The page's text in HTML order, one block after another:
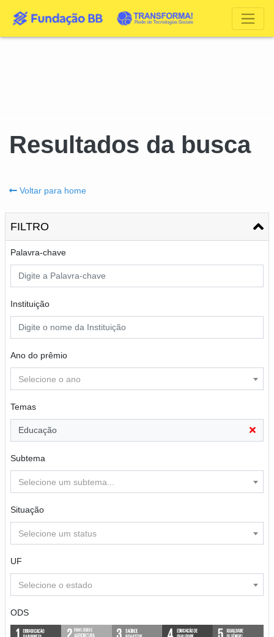
Resultados da busca
Voltar para home
FILTRO
Palavra-chave
Instituição
Ano do prêmio
Selecione o ano
Temas
Educação
Subtema
Selecione um subtema...
Situação
Selecione um status
UF
Selecione o estado
ODS